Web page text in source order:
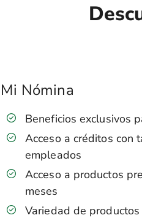
Mi Nómina
Beneficios exclusivos
Acceso a créditos con
empleados
Acceso a productos
meses
Variedad de